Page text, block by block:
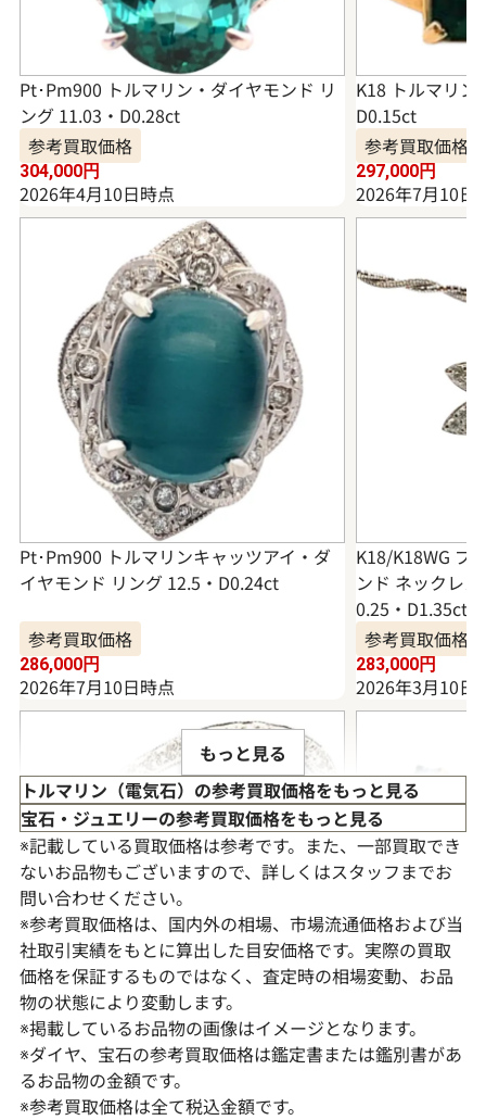
Pt･Pm900 トルマリン・ダイヤモンド リ
ング 11.03・D0.28ct
参考買取価格
304,000円
2026年4月10日時点
K18 トルマリン
D0.15ct
参考買取価格
297,000円
2026年7月10日
Pt･Pm900 トルマリンキャッツアイ・ダ
イヤモンド リング 12.5・D0.24ct
参考買取価格
286,000円
2026年7月10日時点
K18/K18WG ブ
ンド ネックレ
0.25・D1.35ct
参考買取価格
283,000円
2026年3月10日
K18WG ピンクトルマリン・ダイヤモンド
4.94・0.77ct
参考買取価格
Pt950K18[Ptﾒｲ
もっと見る
トルマリン（電気石）の参考買取価格をもっと見る
宝石・ジュエリーの参考買取価格をもっと見る
※記載している買取価格は参考です。また、一部買取でき
ないお品物もございますので、詳しくはスタッフまでお
問い合わせください。
※参考買取価格は、国内外の相場、市場流通価格および当
社取引実績をもとに算出した目安価格です。実際の買取
価格を保証するものではなく、査定時の相場変動、お品
物の状態により変動します。
※掲載しているお品物の画像はイメージとなります。
※ダイヤ、宝石の参考買取価格は鑑定書または鑑別書があ
るお品物の金額です。
※参考買取価格は全て税込金額です。